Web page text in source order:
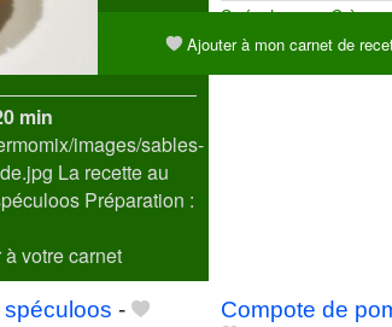
Ajouter à mon carnet de
min
images/sables-
La recette au
Préparation :
votre carnet
Spéculoos Crèmes
-
Compote de